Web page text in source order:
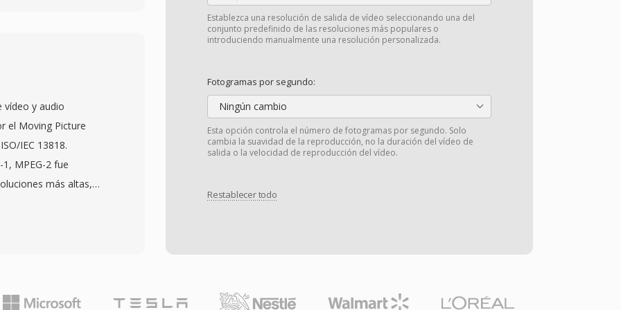
Establezca una resolución de salida de vídeo seleccionando una del
conjunto predefinido de las resoluciones más populares o
introduciendo manualmente una resolución personalizada.
Fotogramas por segundo:
Ningún cambio
Esta opción controla el número de fotogramas por segundo. Solo
cambia la suavidad de la reproducción, no la duración del vídeo de
salida o la velocidad de reproducción del vídeo.
Restablecer todo
imponian
presente en
de manera
soporta protocolos
texto temporizado
adopción por
vídeo y audio
el Moving Picture
IEC 13818.
MPEG-2 fue
más altas,
de difusion,
para aplicaciones